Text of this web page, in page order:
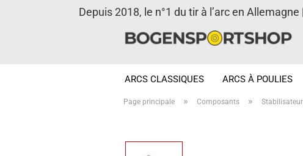
Depuis 2018, le n°1 du tir à l’arc en
ARCS CLASSIQUES ARCS À POULIES
Page principale » Composants »